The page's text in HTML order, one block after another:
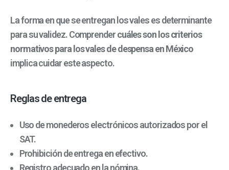
La forma en que se entregan los vales es determinante
para su validez.Comprendercuáles son los criterios
normativos para los vales de despensa en México
implica cuidar este aspecto.
Reglas de entrega
Uso de monederos electrónicos autorizados por el
SAT.
Prohibición de entrega en efectivo.
Registro adecuado en la nómina.